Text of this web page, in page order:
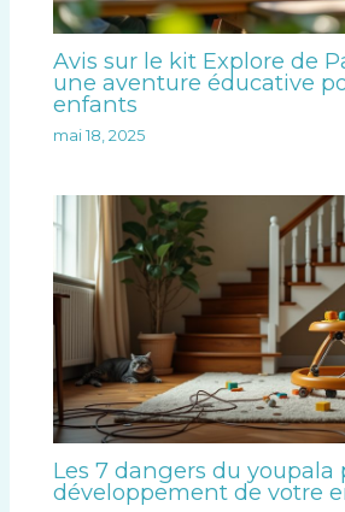
Avis sur le kit Explore de
une aventure éducative
enfants
mai 18, 2025
Les 7 dangers du youpala
développement de votre